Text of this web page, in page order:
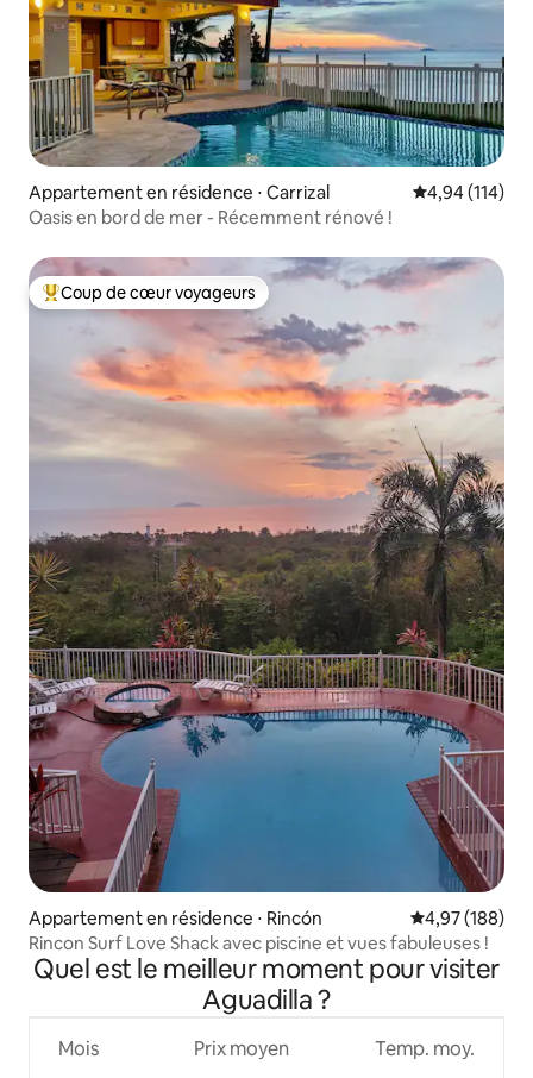
Appartement en résidence ⋅ Carrizal Évaluation
4,94 (114)
Oasis en bord de mer - Récemment rénové !
Coups de cœur voyageurs les plus appréciés
Coup de cœur voyageurs
Appartement en résidence ⋅ Rincón Évaluation
4,97 (188)
Rincon Surf Love Shack avec piscine et vues fabuleuses !
Quel est le meilleur moment pour visiter
Aguadilla ?
Mois Prix moyen Temp. moy.